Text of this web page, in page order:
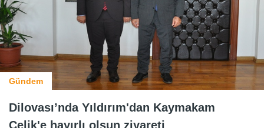
Gündem
Dilovası’nda Yıldırım'dan Kaymakam
Çelik'e hayırlı olsun ziyareti